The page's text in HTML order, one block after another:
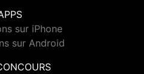
sur iPhone
sur Android